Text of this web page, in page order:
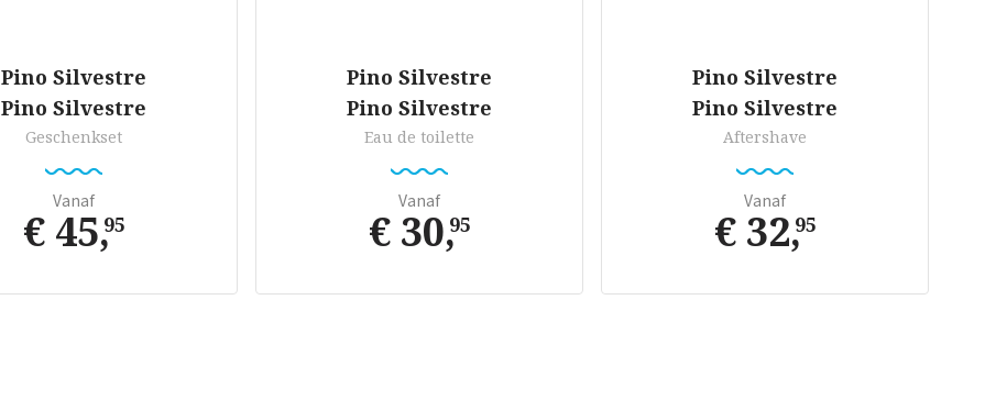
Pino Silvestre
Pino Silvestre
Geschenkset
Vanaf
€ 45,95
Pino Silvestre
Pino Silvestre
Eau de toilette
Vanaf
€ 30,95
Pino Silvestre
Pino Silvestre
Aftershave
Vanaf
€ 32,95